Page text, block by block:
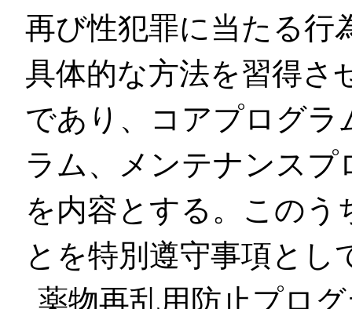
再び性犯罪に当たる行
具体的な方法を習得さ
であり、コアプログ
ラム、メンテナンス
を内容とする。この
とを特別遵守事項とし
薬物再乱用防止プロ